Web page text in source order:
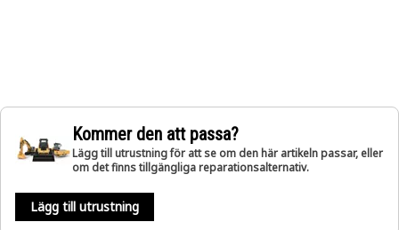
Kommer den att passa?
Lägg till utrustning för att se om den här artikeln passar, eller
om det finns tillgängliga reparationsalternativ.
Lägg till utrustning